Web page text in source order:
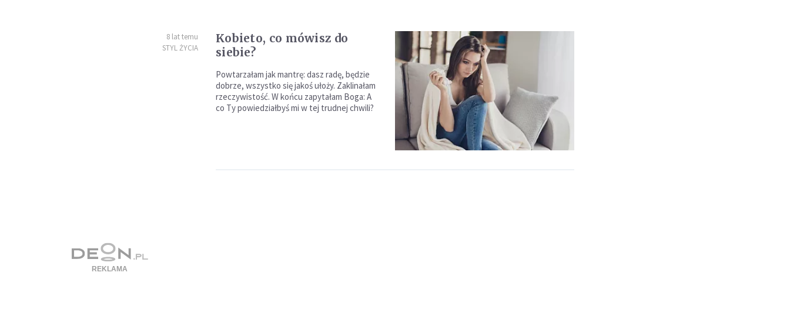
8 lat temu
STYL ŻYCIA
Kobieto, co mówisz do
siebie?
Powtarzałam jak mantrę: dasz radę, będzie
dobrze, wszystko się jakoś ułoży. Zaklinałam
rzeczywistość. W końcu zapytałam Boga: A
co Ty powiedziałbyś mi w tej trudnej chwili?